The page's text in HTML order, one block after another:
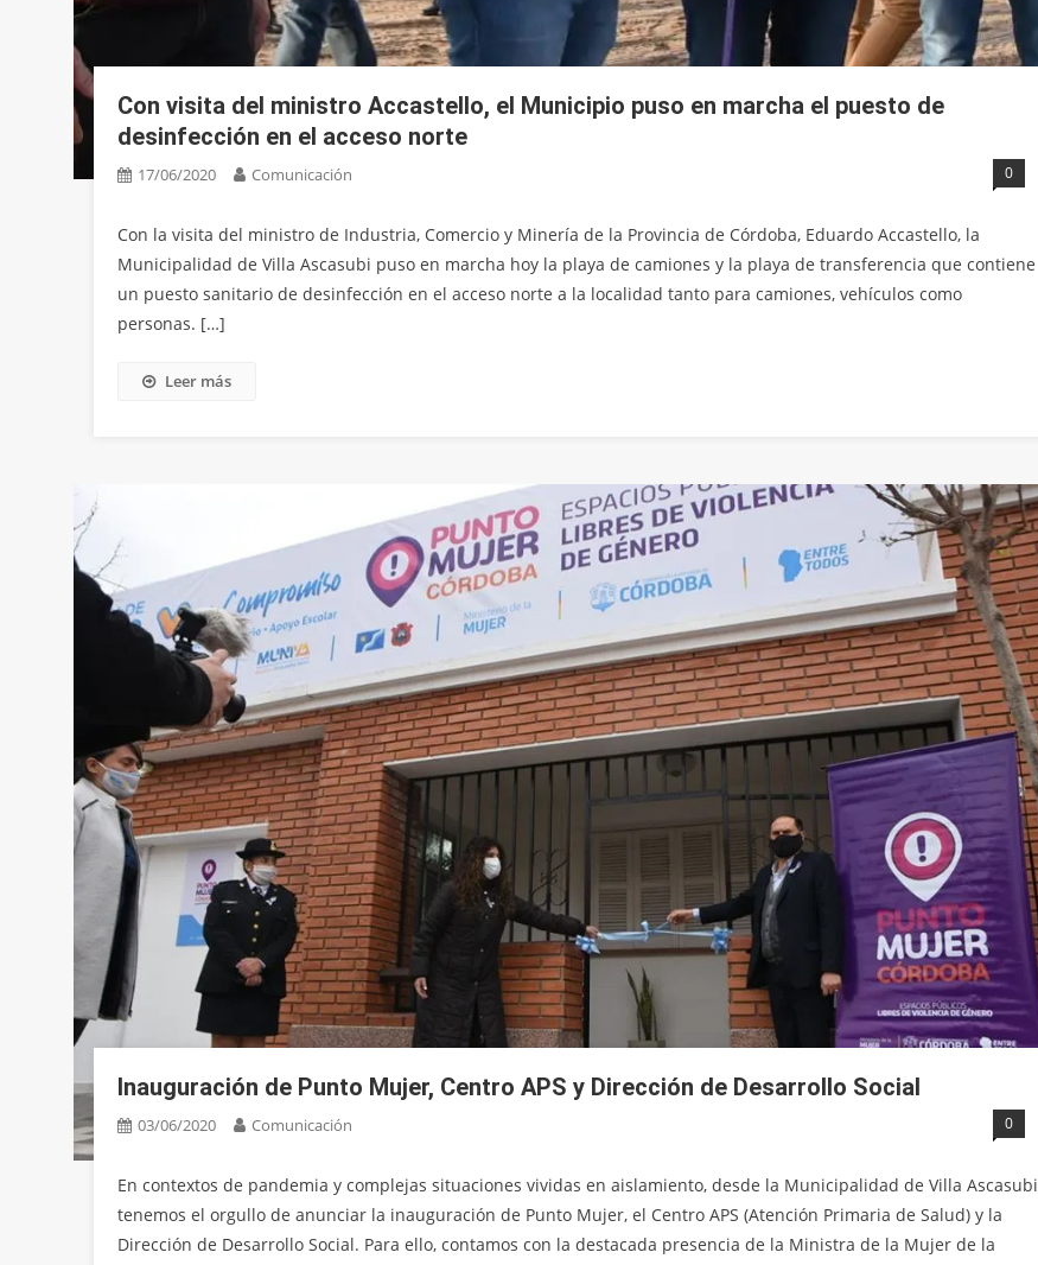
Con visita del ministro Accastello, el Municipio puso en marcha el puesto de
desinfección en el acceso norte
17/06/2020 Comunicación 0
Con la visita del ministro de Industria, Comercio y Minería de la Provincia de Córdoba, Eduardo Accastello, la
Municipalidad de Villa Ascasubi puso en marcha hoy la playa de camiones y la playa de transferencia que contiene
un puesto sanitario de desinfección en el acceso norte a la localidad tanto para camiones, vehículos como
personas. […]
Leer más
Inauguración de Punto Mujer, Centro APS y Dirección de Desarrollo Social
03/06/2020 Comunicación 0
En contextos de pandemia y complejas situaciones vividas en aislamiento, desde la Municipalidad de Villa Ascasubi
tenemos el orgullo de anunciar la inauguración de Punto Mujer, el Centro APS (Atención Primaria de Salud) y la
Dirección de Desarrollo Social. Para ello, contamos con la destacada presencia de la Ministra de la Mujer de la